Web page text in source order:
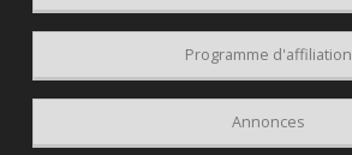
Programme d'affiliation
Annonces